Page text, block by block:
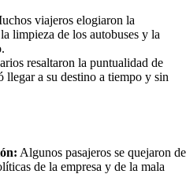
viajeros elogiaron la
limpieza de los autobuses y la
resaltaron la puntualidad de
a su destino a tiempo y sin
Algunos pasajeros se quejaron de
de la empresa y de la mala